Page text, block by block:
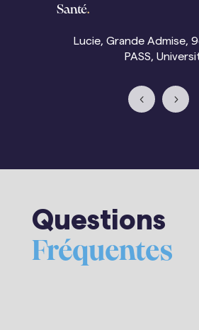
Santé.
Lucie, Grande Admise,
PASS,
Questions
Fréquentes